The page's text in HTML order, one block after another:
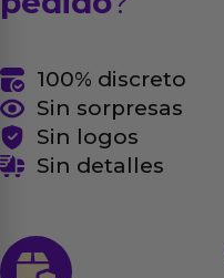
100% discreto
Sin sorpresas
Sin logos
Sin detalles